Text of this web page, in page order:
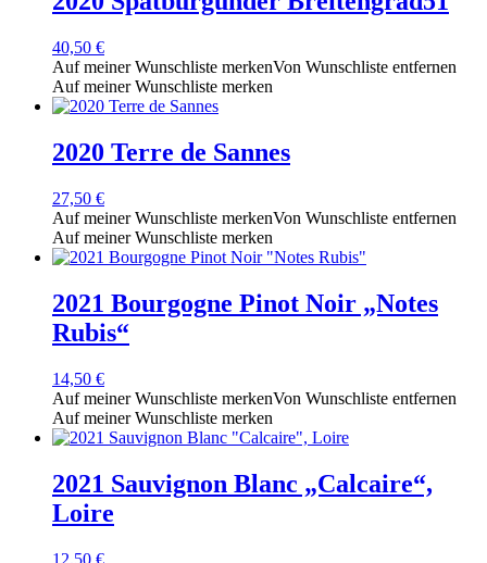
40,50 €
Auf meiner Wunschliste merkenVon Wunschliste entfernen
Auf meiner Wunschliste merken
2020 Terre de Sannes
27,50 €
Auf meiner Wunschliste merkenVon Wunschliste entfernen
Auf meiner Wunschliste merken
2021 Bourgogne Pinot Noir „Notes
Rubis“
14,50 €
Auf meiner Wunschliste merkenVon Wunschliste entfernen
Auf meiner Wunschliste merken
2021 Sauvignon Blanc „Calcaire“,
Loire
12,50 €